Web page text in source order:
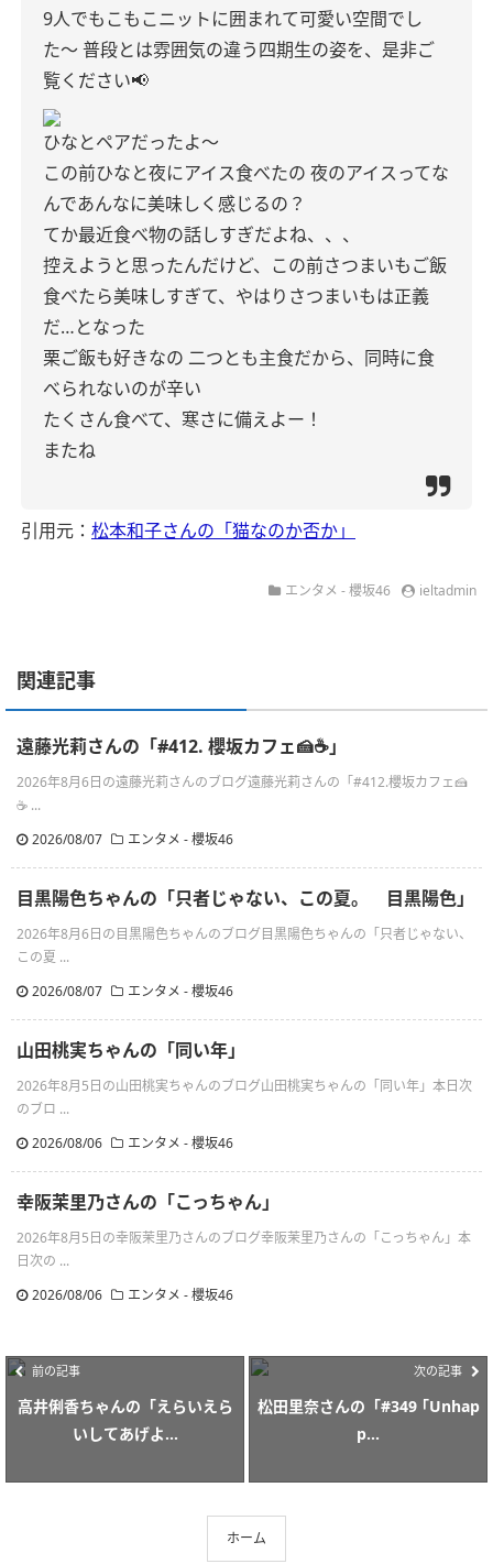
9人でもこもこニットに囲まれて可愛い空間でし
た〜 普段とは雰囲気の違う四期生の姿を、是非ご
覧ください📢
ひなとペアだったよ〜
この前ひなと夜にアイス食べたの 夜のアイスってな
んであんなに美味しく感じるの？
てか最近食べ物の話しすぎだよね、、、
控えようと思ったんだけど、この前さつまいもご飯
食べたら美味しすぎて、やはりさつまいもは正義
だ…となった
栗ご飯も好きなの 二つとも主食だから、同時に食
べられないのが辛い
たくさん食べて、寒さに備えよー！
またね
引用元： 松本和子さんの「猫なのか否か」
エンタメ - 櫻坂46 ieltadmin
関連記事
遠藤光莉さんの「#412. 櫻坂カフェ🍰☕️」
2026年8月6日の遠藤光莉さんのブログ遠藤光莉さんの「#412.櫻坂カフェ🍰
☕ ...
2026/08/07
エンタメ - 櫻坂46
目黒陽色ちゃんの「只者じゃない、この夏。 目黒陽色」
2026年8月6日の目黒陽色ちゃんのブログ目黒陽色ちゃんの「只者じゃない、
この夏 ...
2026/08/07
エンタメ - 櫻坂46
山田桃実ちゃんの「同い年」
2026年8月5日の山田桃実ちゃんのブログ山田桃実ちゃんの「同い年」本日次
のブロ ...
2026/08/06
エンタメ - 櫻坂46
幸阪茉里乃さんの「こっちゃん」
2026年8月5日の幸阪茉里乃さんのブログ幸阪茉里乃さんの「こっちゃん」本
日次の ...
2026/08/06
エンタメ - 櫻坂46
前の記事
高井俐香ちゃんの「えらいえら
いしてあげよ...
次の記事
松田里奈さんの「#349 ｢Unhap
p...
ホーム